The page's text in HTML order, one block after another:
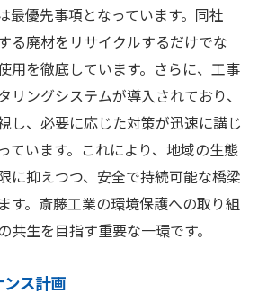
最優先事項となっています。同社
る廃材をリサイクルするだけでな
用を徹底しています。さらに、工事
リングシステムが導入されており、
し、必要に応じた対策が迅速に講じ
ています。これにより、地域の生態
に抑えつつ、安全で持続可能な橋梁
す。斎藤工業の環境保護への取り組
共生を目指す重要な一環です。
ス計画